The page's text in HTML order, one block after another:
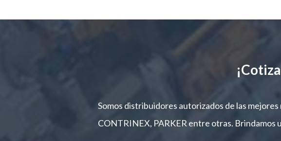
Somos distribuidores autorizados de las
CONTRINEX, PARKER entre otras.